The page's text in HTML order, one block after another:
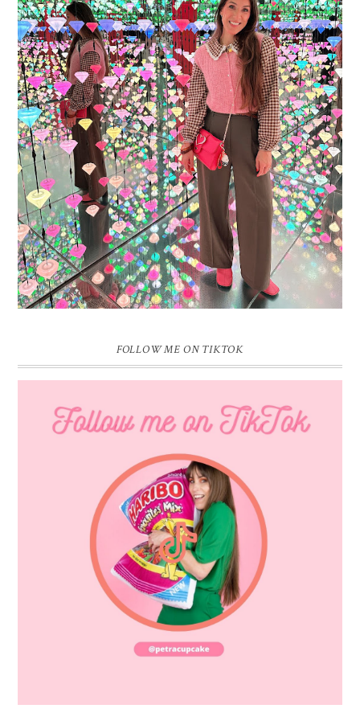
16 JAAR SPRINKLES ON A CUPCAKE
Vandaag is het weer zo’n moment waarop ik even bewust op de
pauzeknop duw, want Sprinkles on a Cupcake bestaat 16 jaar. Zestien.
Dat blijft ...
FOLLOW ME ON TIKTOK